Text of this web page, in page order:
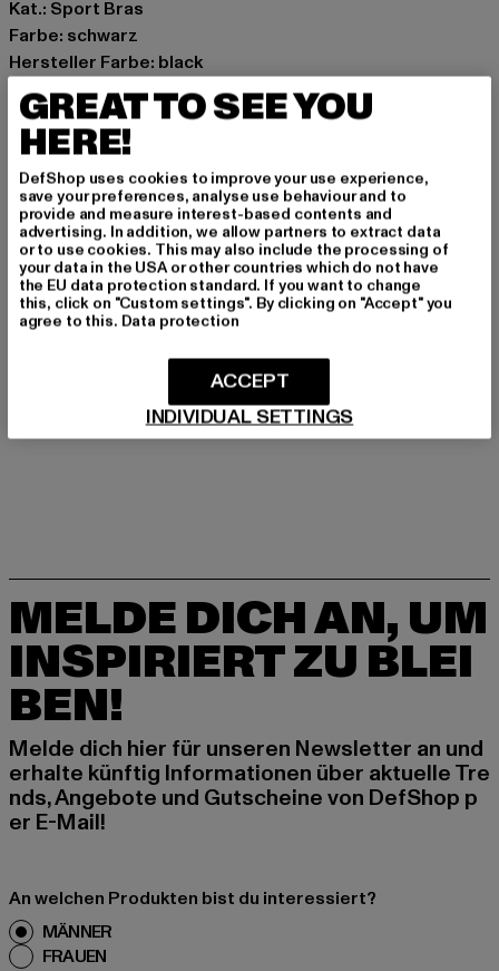
Kat.: Sport Bras
Farbe: schwarz
Hersteller Farbe: black
Materialzusammensetzung: 82% Polyester, 18%
Elasthan
Art.Nr: PD00007691-00007
Hersteller: Urban Styles Agency GmbH & Co. KG |
agentur@urbanstylesagency.com
Schanzenstraße 41 | 51063 Köln | DE
GRÖSSE & PASSFORM
LIEFERUNG & RÜCKGABE
MELDE DICH AN, UM
INSPIRIERT ZU BLEI
BEN!
Melde dich hier für unseren Newsletter an und
erhalte künftig Informationen über aktuelle Tre
nds, Angebote und Gutscheine von DefShop p
er E-Mail!
An welchen Produkten bist du interessiert?
MÄNNER
FRAUEN
GREAT TO SEE YOU
HERE!
DefShop uses cookies to improve your use experience,
save your preferences, analyse use behaviour and to
provide and measure interest-based contents and
advertising. In addition, we allow partners to extract data
or to use cookies. This may also include the processing of
your data in the USA or other countries which do not have
the EU data protection standard. If you want to change
this, click on "Custom settings". By clicking on "Accept" you
agree to this. Data protection
INDIVIDUAL SETTINGS
ACCEPT